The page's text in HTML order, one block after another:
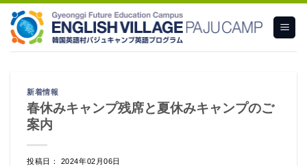
content
新着情報
春休みキャンプ残席と夏休みキャンプのご
案内
投稿日： 2024年02月06日